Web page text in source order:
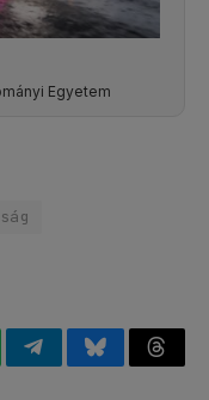
Egyetem
TelegramBluesky